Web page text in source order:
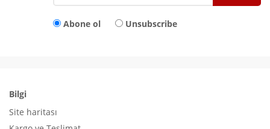
Abone ol Unsubscribe
Bilgi
Site haritası